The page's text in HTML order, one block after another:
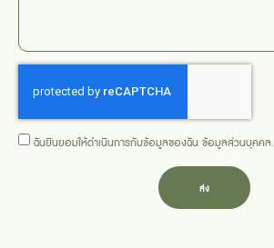
ฉันยินยอมให้ดำเนินการกับข้อมูลของฉัน ข้อมูลส่วนบุคคล.
ส่ง